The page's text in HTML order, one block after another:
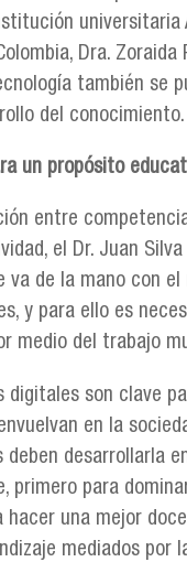
universitaria
Dra.
también se
del conocimiento.
un propósito
entre
el Dr. Juan
va de la mano con el
y para ello es
medio del trabajo
digitales son clave
en la
desarrollarla
primero para
hacer una mejor
mediados por